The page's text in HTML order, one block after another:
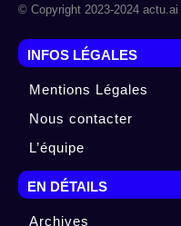
© Copyright 2023-2024 actu.ai
INFOS LÉGALES
Mentions Légales
Nous contacter
L’équipe
EN DÉTAILS
Archives